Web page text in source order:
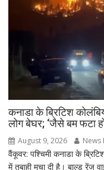
कनाडा के ब्रिटिश
लोग बेघर; ‘जैसे बम फटा
August 9, 2026 News
वैंकूवर: पश्चिमी कनाडा के
में तबाही मचा दी है। बाल्ड रेंज